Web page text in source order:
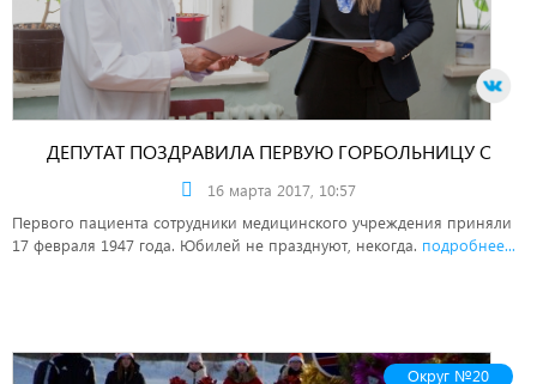
ДЕПУТАТ ПОЗДРАВИЛА ПЕРВУЮ ГОРБОЛЬНИЦУ С
16 марта 2017, 10:57
Первого пациента сотрудники медицинского учреждения приняли
17 февраля 1947 года. Юбилей не празднуют, некогда. подробнее...
Округ №20